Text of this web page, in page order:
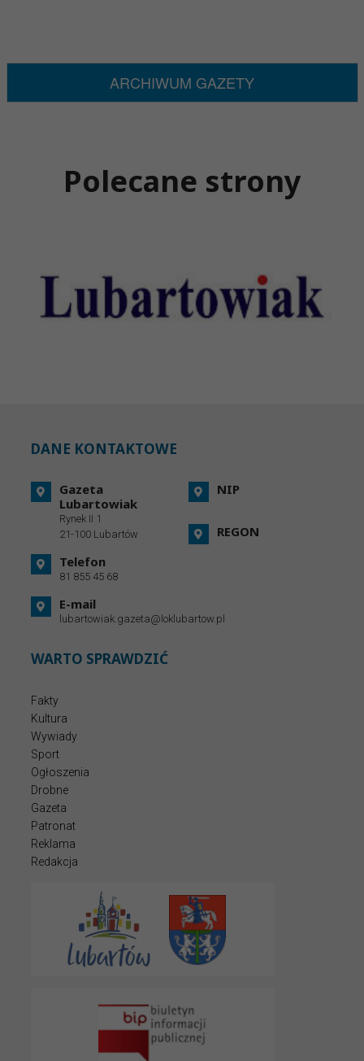
ARCHIWUM GAZETY
Polecane strony
DANE KONTAKTOWE
Gazeta
Lubartowiak
Rynek II 1
21-100 Lubartów
Telefon
81 855 45 68
E-mail
lubartowiak.gazeta@loklubartow.pl
NIP
REGON
WARTO SPRAWDZIĆ
Fakty
Kultura
Wywiady
Sport
Ogłoszenia
Drobne
Gazeta
Patronat
Reklama
Redakcja